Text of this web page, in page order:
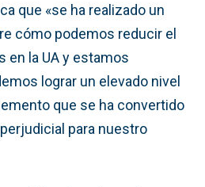
que «se ha realizado un
cómo podemos reducir el
en la UA y estamos
lograr un elevado nivel
que se ha convertido
para nuestro